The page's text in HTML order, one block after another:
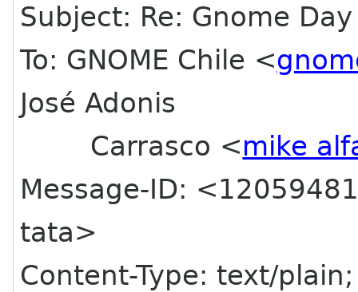
Subject: Re: Gnome Day
To: GNOME Chile <
José Adonis
Carrasco <mike
Message-ID:
tata>
Content-Type: text/